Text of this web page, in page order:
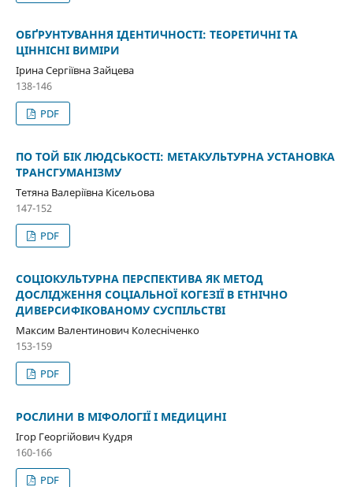
ОБҐРУНТУВАННЯ ІДЕНТИЧНОСТІ: ТЕОРЕТИЧНІ ТА
ЦІННІСНІ ВИМІРИ
Ірина Сергіївна Зайцева
138-146
PDF
ПО ТОЙ БІК ЛЮДСЬКОСТІ: МЕТАКУЛЬТУРНА УСТАНОВКА
ТРАНСГУМАНІЗМУ
Тетяна Валеріївна Кісельова
147-152
PDF
СОЦІОКУЛЬТУРНА ПЕРСПЕКТИВА ЯК МЕТОД
ДОСЛІДЖЕННЯ СОЦІАЛЬНОЇ КОГЕЗІЇ В ЕТНІЧНО
ДИВЕРСИФІКОВАНОМУ СУСПІЛЬСТВІ
Максим Валентинович Колесніченко
153-159
PDF
РОСЛИНИ В МІФОЛОГІЇ І МЕДИЦИНІ
Ігор Георгійович Кудря
160-166
PDF